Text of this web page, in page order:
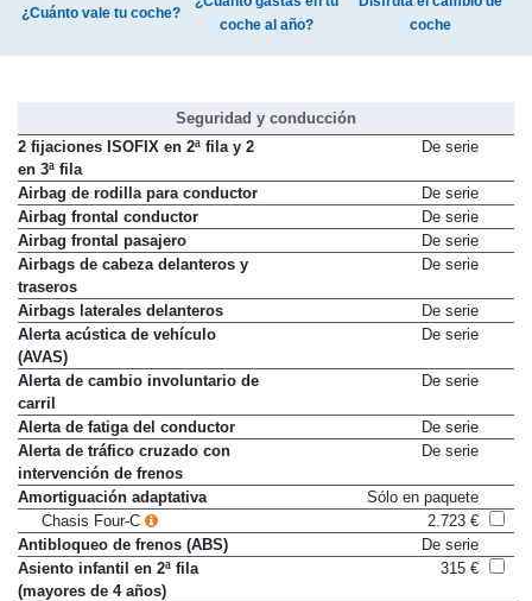
¿Cuánto vale tu coche?
coche al año?
coche
Seguridad y conducción
2 fijaciones ISOFIX en 2ª fila y 2
en 3ª fila
De serie
Airbag de rodilla para conductor
De serie
Airbag frontal conductor
De serie
Airbag frontal pasajero
De serie
Airbags de cabeza delanteros y
traseros
De serie
Airbags laterales delanteros
De serie
Alerta acústica de vehículo
(AVAS)
De serie
Alerta de cambio involuntario de
carril
De serie
Alerta de fatiga del conductor
De serie
Alerta de tráfico cruzado con
intervención de frenos
De serie
Amortiguación adaptativa
Sólo en paquete
Chasis Four-C
2.723 €
Antibloqueo de frenos (ABS)
De serie
Asiento infantil en 2ª fila
(mayores de 4 años)
315 €